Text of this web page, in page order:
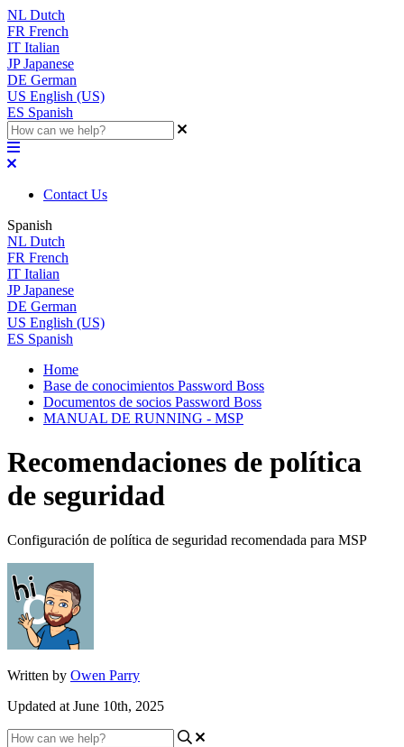
NL Dutch
FR French
IT Italian
JP Japanese
DE German
US English (US)
ES Spanish
Contact Us
Spanish
NL Dutch
FR French
IT Italian
JP Japanese
DE German
US English (US)
ES Spanish
Home
Base de conocimientos Password Boss
Documentos de socios Password Boss
MANUAL DE RUNNING - MSP
Recomendaciones de política
de seguridad
Configuración de política de seguridad recomendada para MSP
Written by Owen Parry
Updated at June 10th, 2025